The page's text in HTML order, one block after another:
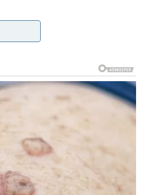
prilika. Poslovna situacija postaje
ostvariti sve što poželite.
situacija postaje mnogo bolja, dok